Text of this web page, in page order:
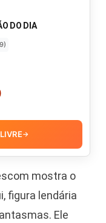
DO DIA
→
mostra o
figura lendária
Ele